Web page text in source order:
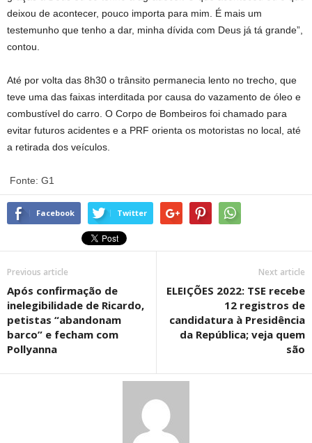
deixou de acontecer, pouco importa para mim. É mais um
testemunho que tenho a dar, minha dívida com Deus já tá grande”,
contou.
Até por volta das 8h30 o trânsito permanecia lento no trecho, que
teve uma das faixas interditada por causa do vazamento de óleo e
combustível do carro. O Corpo de Bombeiros foi chamado para
evitar futuros acidentes e a PRF orienta os motoristas no local, até
a retirada dos veículos.
Fonte: G1
Facebook Twitter
Previous article
Após confirmação de
inelegibilidade de Ricardo,
petistas “abandonam
barco” e fecham com
Pollyanna
Next article
ELEIÇÕES 2022: TSE recebe
12 registros de
candidatura à Presidência
da República; veja quem
são